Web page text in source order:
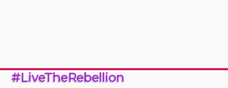
#LiveTheRebellion